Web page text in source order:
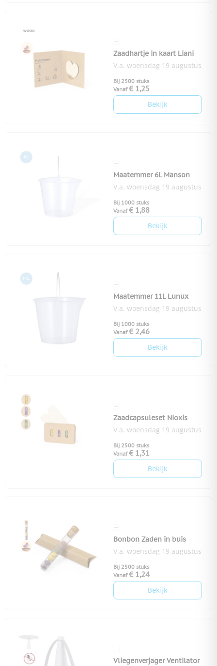
Zaadhartje in kaart Liani
V.a. woensdag 19 augustus
Bij 2500 stuks
Vanaf € 1,25
Bekijk
Maatemmer 6L Manson
V.a. woensdag 19 augustus
Bij 1000 stuks
Vanaf € 1,88
Bekijk
Maatemmer 11L Lunux
V.a. woensdag 19 augustus
Bij 1000 stuks
Vanaf € 2,46
Bekijk
Zaadcapsuleset Nioxis
V.a. woensdag 19 augustus
Bij 2500 stuks
Vanaf € 1,31
Bekijk
Bonbon Zaden in buis
V.a. woensdag 19 augustus
Bij 2500 stuks
Vanaf € 1,24
Bekijk
Vliegenverjager Ventilator